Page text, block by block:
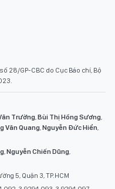
28/GP-CBC do Cục Báo chí, Bộ
Trường,Bùi Thị Hồng Sương,
Văn Quang,Nguyễn Đức Hiển,
,Nguyễn Chiến Dũng,
5, Quận 3, TP.HCM